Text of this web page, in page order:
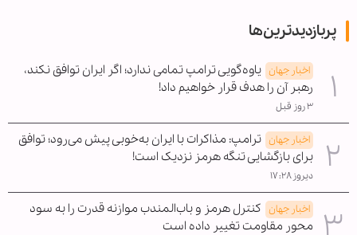
پربازدیدترین‌ها
اخبار جهان یاوه‌گویی ترامپ تمامی ندارد؛ اگر ایران توافق نکند،
رهبر آن را هدف قرار خواهیم داد!
۳ روز قبل
اخبار جهان ترامپ: مذاکرات با ایران به‌خوبی پیش می‌رود؛ توافق
برای بازگشایی تنگه هرمز نزدیک است!
دیروز ۱۷:۲۸
اخبار جهان کنترل هرمز و باب‌المندب موازنه قدرت را به سود
محور مقاومت تغییر داده است